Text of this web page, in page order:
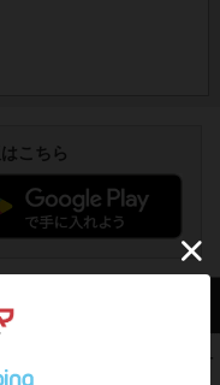
こちら
昇中
PT